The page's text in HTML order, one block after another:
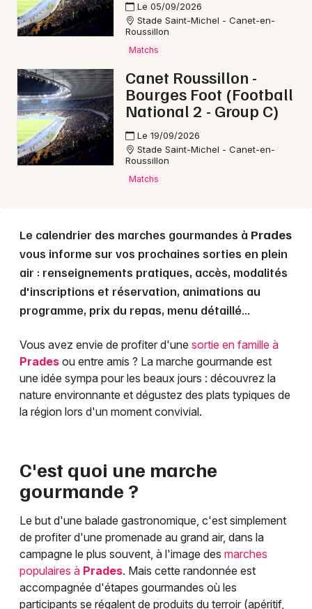
66 - Pyrénées-Orientales
Choisir mes départements
Mon email
Je m'abonne
Le 05/09/2026
Stade Saint-Michel - Canet-en-
Roussillon
Matchs
Canet Roussillon -
Bourges Foot (Football
National 2 - Group C)
Le 19/09/2026
Stade Saint-Michel - Canet-en-
Roussillon
Matchs
Le calendrier des marches gourmandes à Prades
vous informe sur vos prochaines sorties en plein
air : renseignements pratiques, accès, modalités
d'inscriptions et réservation, animations au
programme, prix du repas, menu détaillé...
Vous avez envie de profiter d'une sortie en famille à
Prades ou entre amis ? La marche gourmande est
une idée sympa pour les beaux jours : découvrez la
nature environnante et dégustez des plats typiques de
la région lors d'un moment convivial.
C'est quoi une marche
gourmande ?
Le but d'une balade gastronomique, c'est simplement
de profiter d'une promenade au grand air, dans la
campagne le plus souvent, à l'image des marches
populaires à Prades. Mais cette randonnée est
accompagnée d'étapes gourmandes où les
participants se régalent de produits du terroir (apéritif,